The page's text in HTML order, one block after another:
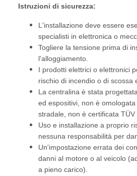
Istruzioni di sicurezza:
L'installazione deve essere
specialisti in elettronica o
Togliere la tensione prima di
l'alloggiamento.
I prodotti elettrici o elettronici
rischio di incendio o di scossa
La centralina è stata
ed espositivi, non è
stradale, non è certificata TÜV
Uso e installazione a proprio
nessuna responsabilità per
Un'impostazione errata dei
danni al motore o al veicolo
a pieno carico).